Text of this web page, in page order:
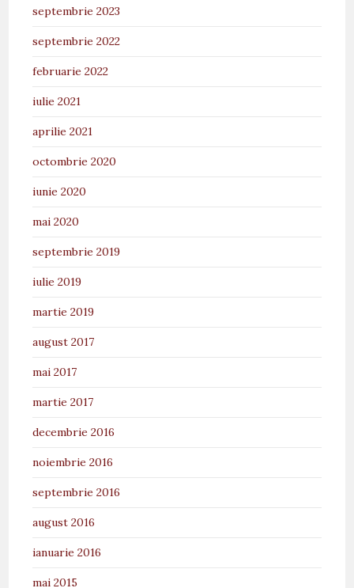
septembrie 2023
septembrie 2022
februarie 2022
iulie 2021
aprilie 2021
octombrie 2020
iunie 2020
mai 2020
septembrie 2019
iulie 2019
martie 2019
august 2017
mai 2017
martie 2017
decembrie 2016
noiembrie 2016
septembrie 2016
august 2016
ianuarie 2016
mai 2015